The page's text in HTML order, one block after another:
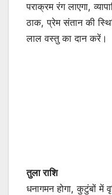
पराक्रम रंग लाएगा,
ठाक, प्रेम संतान की
लाल वस्तु का दान करें।
तुला राशि
धनागमन होगा, कुटुंबों में